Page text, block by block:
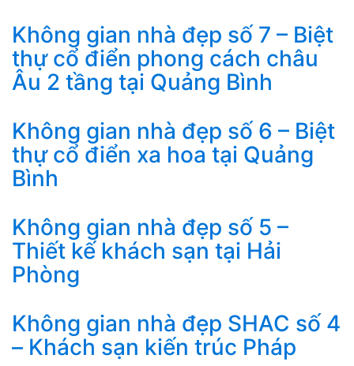
Không gian nhà đẹp số 7 – Biệt
thự cổ điển phong cách châu
Âu 2 tầng tại Quảng Bình
Không gian nhà đẹp số 6 – Biệt
thự cổ điển xa hoa tại Quảng
Bình
Không gian nhà đẹp số 5 –
Thiết kế khách sạn tại Hải
Phòng
Không gian nhà đẹp SHAC số 4
– Khách sạn kiến trúc Pháp